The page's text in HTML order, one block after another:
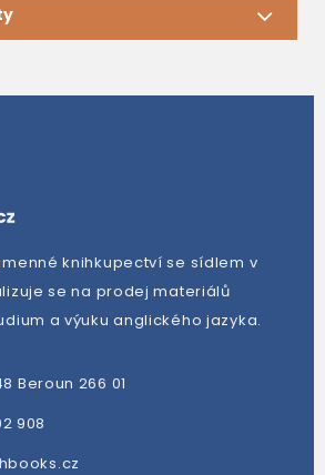
knihkupectví se sídlem v
se na prodej materiálů
a výuku anglického jazyka.
Beroun 266 01
908